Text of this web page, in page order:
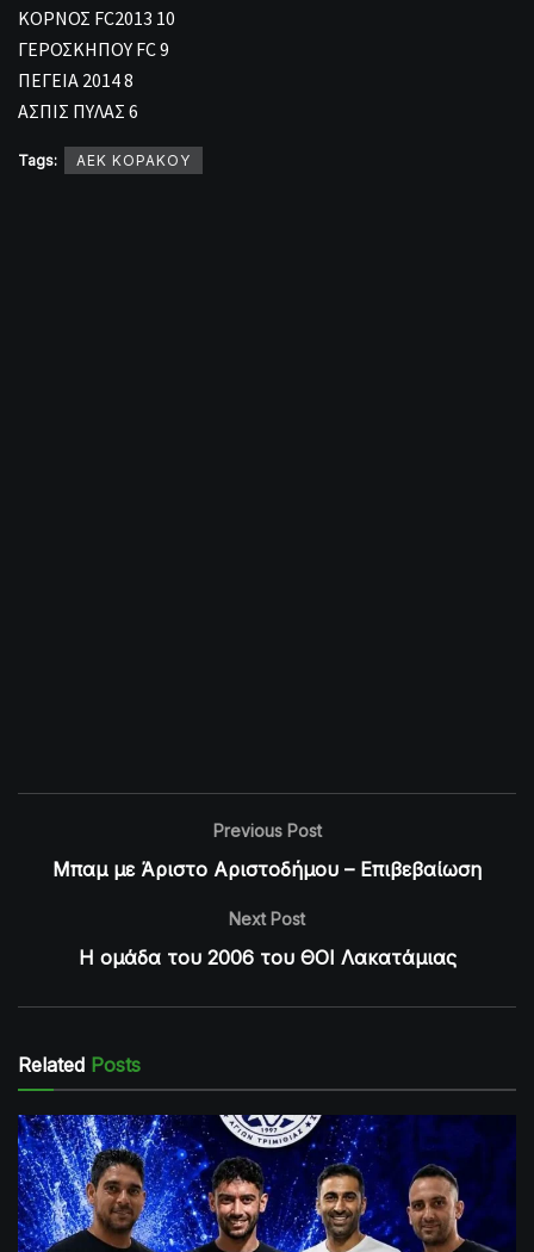
ΚΟΡΝΟΣ FC2013 10
ΓΕΡΟΣΚΗΠΟΥ FC 9
ΠΕΓΕΙΑ 2014 8
ΑΣΠΙΣ ΠΥΛΑΣ 6
Tags: ΑΕΚ ΚΟΡΑΚΟΥ
Previous Post
Μπαμ με Άριστο Αριστοδήμου – Επιβεβαίωση
Next Post
Η ομάδα του 2006 του ΘΟΙ Λακατάμιας
Related Posts